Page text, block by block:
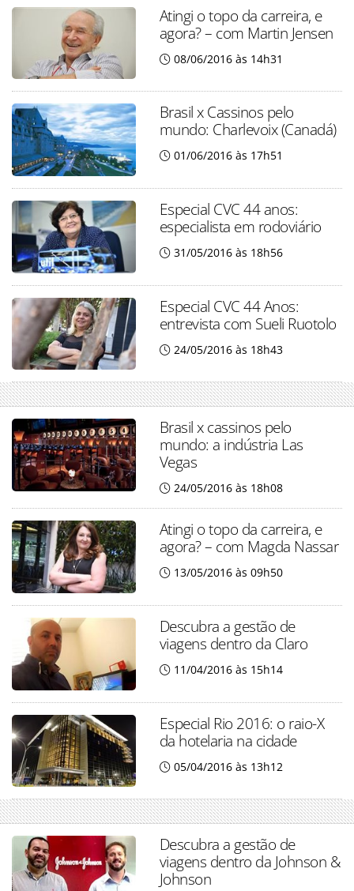
Atingi o topo da carreira, e
agora? – com Martin Jensen
08/06/2016 às 14h31
Brasil x Cassinos pelo
mundo: Charlevoix (Canadá)
01/06/2016 às 17h51
Especial CVC 44 anos:
especialista em rodoviário
31/05/2016 às 18h56
Especial CVC 44 Anos:
entrevista com Sueli Ruotolo
24/05/2016 às 18h43
Brasil x cassinos pelo
mundo: a indústria Las
Vegas
24/05/2016 às 18h08
Atingi o topo da carreira, e
agora? – com Magda Nassar
13/05/2016 às 09h50
Descubra a gestão de
viagens dentro da Claro
11/04/2016 às 15h14
Especial Rio 2016: o raio-X
da hotelaria na cidade
05/04/2016 às 13h12
Descubra a gestão de
viagens dentro da Johnson &
Johnson